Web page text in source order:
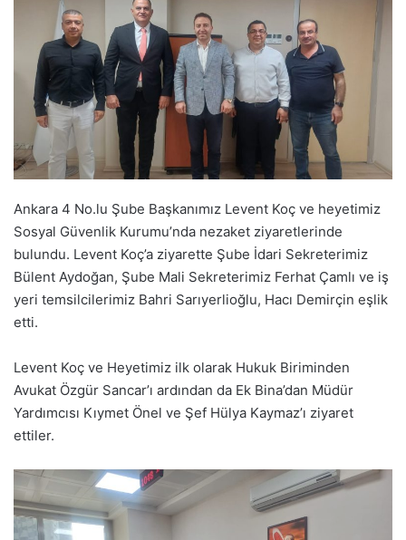
Ankara 4 No.lu Şube Başkanımız Levent Koç ve heyetimiz
Sosyal Güvenlik Kurumu’nda nezaket ziyaretlerinde
bulundu. Levent Koç’a ziyarette Şube İdari Sekreterimiz
Bülent Aydoğan, Şube Mali Sekreterimiz Ferhat Çamlı ve iş
yeri temsilcilerimiz Bahri Sarıyerlioğlu, Hacı Demirçin eşlik
etti.
Levent Koç ve Heyetimiz ilk olarak Hukuk Biriminden
Avukat Özgür Sancar’ı ardından da Ek Bina’dan Müdür
Yardımcısı Kıymet Önel ve Şef Hülya Kaymaz’ı ziyaret
ettiler.